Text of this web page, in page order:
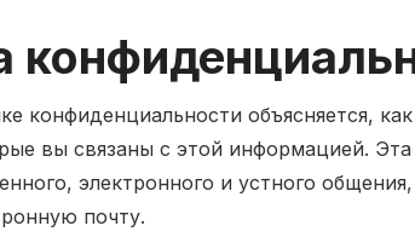
конфиденциальности объясняется,
вы связаны с этой информацией.
электронного и устного
почту.